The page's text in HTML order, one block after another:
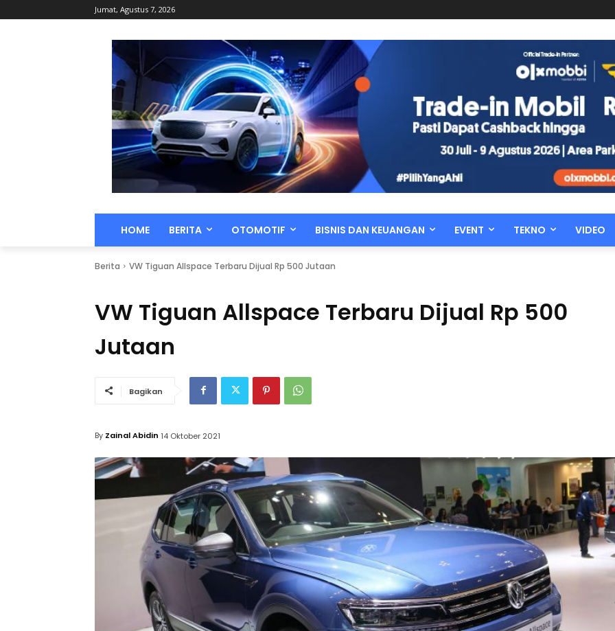
Jumat, Agustus 7, 2026
HOME BERITA OTOMOTIF BISNIS DAN KEUANGAN EVENT TEKNO VIDEO
Berita VW Tiguan Allspace Terbaru Dijual Rp 500 Jutaan
VW Tiguan Allspace Terbaru Dijual Rp 500
Jutaan
Bagikan
By Zainal Abidin 14 Oktober 2021